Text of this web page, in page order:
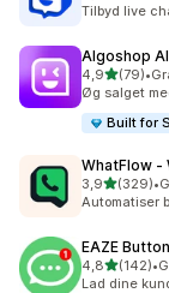
Tilbyd live
Algoshop
4,9ud af 5
(79)
79 •
Øg salget
Built for
WhatFlow
3,9ud af 5
(329)
329 •
Automatiser
EAZE Button
4,8ud af 5
(142)
142 •
Lad dine